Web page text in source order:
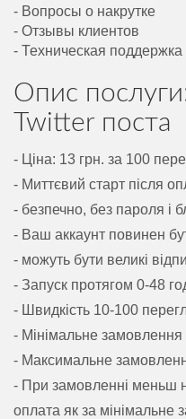
- Вопросы о накрутке
- Отзывы клиентов
- Техническая поддержка
Опис
Twitter поста
- Ціна: 13 грн. за 100
- Миттєвий старт після
- безпечно, без пароля і
- Ваш аккаунт повинен
- можуть бути великі
- Запуск протягом 0-48
- Швидкість 10-100
- Мінімальне замовлення
- Максимальне
- При замовленні меньш
оплата як за